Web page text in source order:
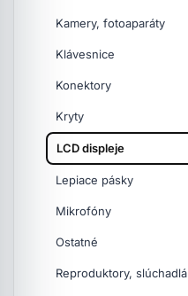
Kamery, fotoaparáty
Klávesnice
Konektory
Kryty
LCD displeje
Lepiace pásky
Mikrofóny
Ostatné
Reproduktory, slúchadlá